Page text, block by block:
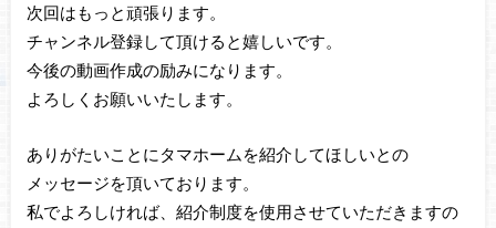
次回はもっと頑張ります。
チャンネル登録して頂けると嬉しいです。
今後の動画作成の励みになります。
よろしくお願いいたします。
ありがたいことにタマホームを紹介してほしいとの
メッセージを頂いております。
私でよろしければ、紹介制度を使用させていただきますの